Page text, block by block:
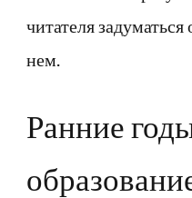
читателя
нем.
Ранние